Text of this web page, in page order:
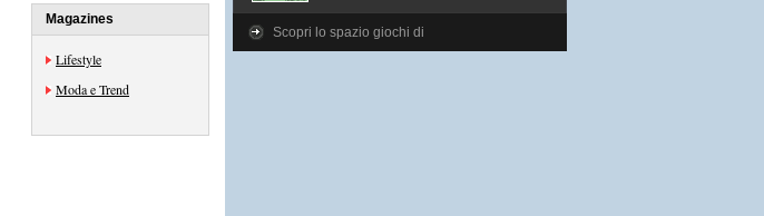
Magazines
Lifestyle
Moda e Trend
Scopri lo spazio giochi di